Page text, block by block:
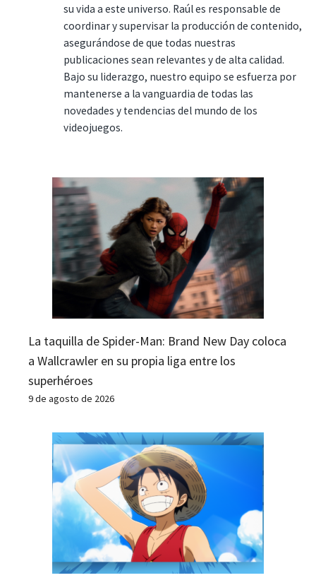
su vida a este universo. Raúl es responsable de
coordinar y supervisar la producción de contenido,
asegurándose de que todas nuestras
publicaciones sean relevantes y de alta calidad.
Bajo su liderazgo, nuestro equipo se esfuerza por
mantenerse a la vanguardia de todas las
novedades y tendencias del mundo de los
videojuegos.
La taquilla de Spider-Man: Brand New Day coloca
a Wallcrawler en su propia liga entre los
superhéroes
9 de agosto de 2026